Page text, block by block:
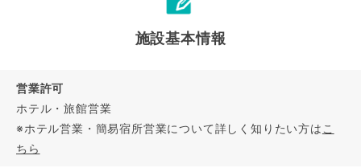
施設基本情報
営業許可
ホテル・旅館営業
※ホテル営業・簡易宿所営業について詳しく知りたい方は こ
ちら